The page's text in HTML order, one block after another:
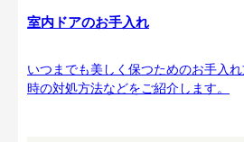
室内ドアのお手入れ
いつまでも美しく保つためのお手入
時の対処方法などをご紹介します。